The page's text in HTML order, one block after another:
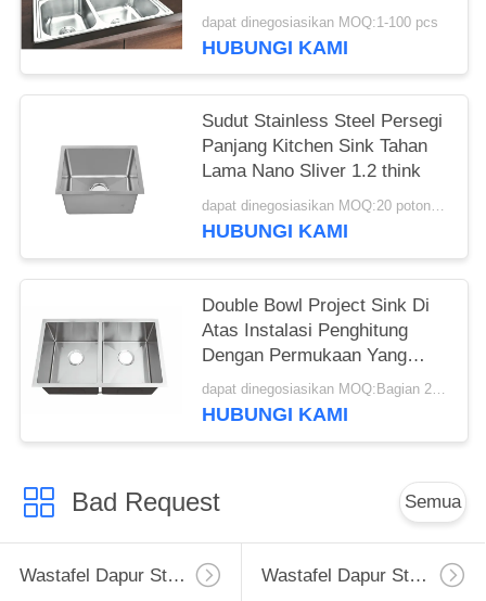
Ganda Mangkuk
dapat dinegosiasikan MOQ:1-100 pcs
HUBUNGI KAMI
Sudut Stainless Steel Persegi
Panjang Kitchen Sink Tahan
Lama Nano Sliver 1.2 think
dapat dinegosiasikan MOQ:20 potongan
HUBUNGI KAMI
Double Bowl Project Sink Di
Atas Instalasi Penghitung
Dengan Permukaan Yang
Dipoles dalam Stok
dapat dinegosiasikan MOQ:Bagian 20/potongan
HUBUNGI KAMI
Bad Request Semua
Wastafel Dapur Stainless Steel Apron Wastafel Dapur Stainless Steel Tingkat Atas